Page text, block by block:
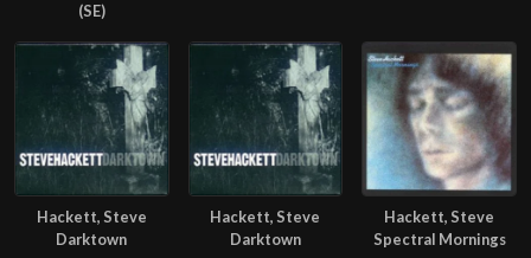
(SE)
Hackett, Steve
Darktown
Hackett, Steve
Darktown
Hackett, Steve
Spectral Mornings